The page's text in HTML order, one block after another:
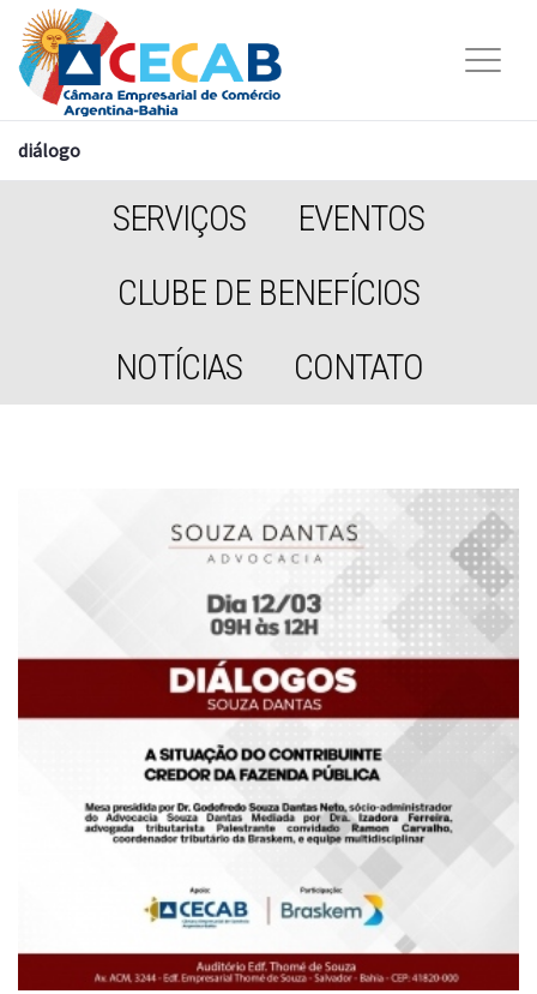
diálogo
SERVIÇOS
EVENTOS
CLUBE DE BENEFÍCIOS
NOTÍCIAS
CONTATO